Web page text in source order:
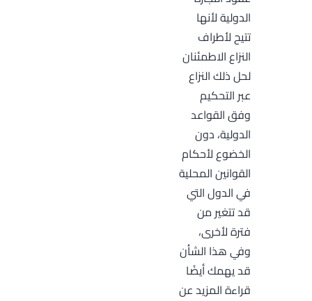
الدولية لأنها
تتيح لأطراف
النزاع الاطمئنان
لحل ذلك النزاع
عبر التحكيم
وفق القواعد
الدولية، دون
الخضوع لأحكام
القوانين المحلية
في الدول التي
قد تتغير من
فترة لأخرى،
وفي هذا الشأن
قد يهمك أيضًا
قراءة المزيد عن